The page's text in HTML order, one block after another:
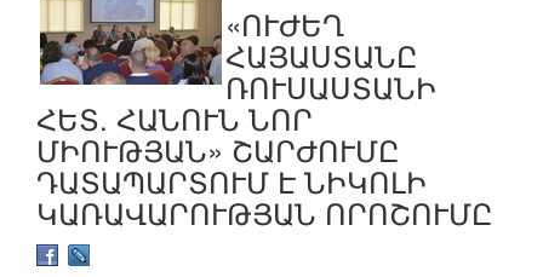
«ՈՒԺԵՂ
ՀԱՅԱՍՏԱՆԸ
ՌՈՒՍԱՍՏԱՆԻ
ՀԵՏ. ՀԱՆՈՒՆ ՆՈՐ
ՄԻՈՒԹՅԱՆ» ՇԱՐԺՈՒՄԸ
ԴԱՏԱՊԱՐՏՈՒՄ Է ՆԻԿՈԼԻ
ԿԱՌԱՎԱՐՈՒԹՅԱՆ ՈՐՈՇՈՒՄԸ